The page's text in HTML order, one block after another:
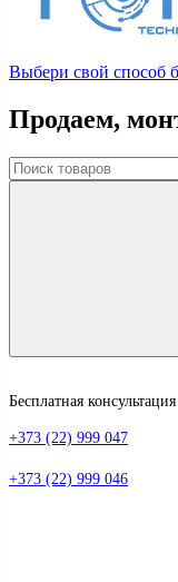
Выбери свой способ
Продаем,
Бесплатная консультация
+373 (22) 999 047
+373 (22) 999 046